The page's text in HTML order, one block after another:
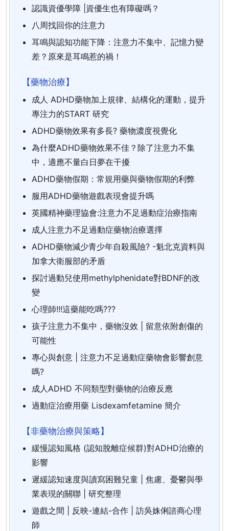
認識資優學障 |資優生也有障礙嗎？
八周找回你的注意力
耳鳴與認知功能下降：注意力不集中、記憶力變
差？原來是耳鳴惹的禍！
【藥物治療】
成人 ADHD藥物加上規律、結構化的運動，提升
專注力的START 研究
ADHD藥物效果有多長? 藥物濃度視覺化
為什麼ADHD藥物效果不佳？除了注意力不集
中，適應不量白日夢在干擾
ADHD藥物假期：常規用藥與藥物假期的利弊
服用ADHD藥物遊戲表現會提升嗎
英國精神藥理協會:注意力不足過動症治療指南
成人注意力不足過動症藥物治療選擇
ADHD藥物減少青少年自殺風險? -魁北克資料與
加拿大衛服部的矛盾
探討過動兒使用methylphenidate對BDNF的改
變
心理師!!!這藥能吃嗎???
孩子注意力不集中，藥物沒效 | 留意依附創傷的
可能性
專心與創意 | 注意力不足過動症藥物會影響創意
嗎?
成人ADHD 不同類型對藥物的治療反應
過動症治療用藥 Lisdexamfetamine 簡介
【非藥物治療與策略】
緩慢認知風格 (認知脫離症候群)對ADHD治療的
影響
遲緩認知速度與讀寫困難兒童 | 焦慮、憂鬱與學
業表現的關聯 | 研究整理
遊戲之間 | 反映-連結-合作 | 訪吳姝俐諮商心理
師